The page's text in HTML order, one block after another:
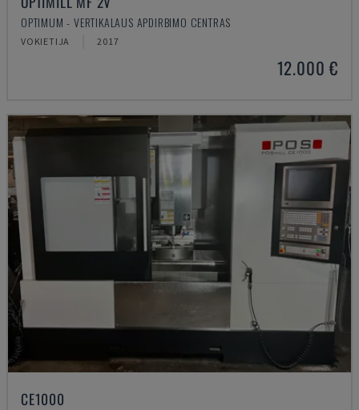
OPTIMUM - VERTIKALAUS APDIRBIMO CENTRAS
VOKIETIJA 2017
12.000 €
CE1000